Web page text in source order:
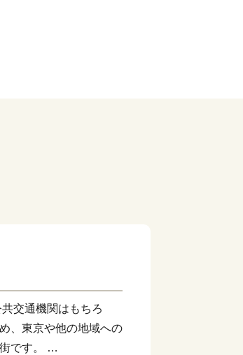
交通機関はもちろ
、東京や他の地域への
です。